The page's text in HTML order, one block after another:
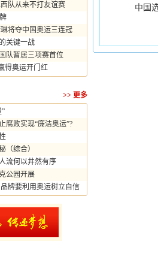
队从来不打友谊赛
将夺中国奥运三连冠
关键一战
队暂居三项赛首位
得奥运开门红
>> 更多
腐败实现“廉洁奥运”?
（综合）
流何以井然有序
公园开展
牌要利用奥运树立自信
中国选